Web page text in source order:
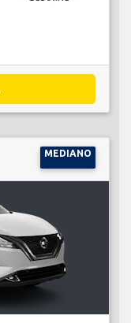
MEDIANO